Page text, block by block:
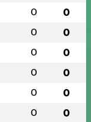
0 0
0 0
0 0
0 0
0 0
0 0